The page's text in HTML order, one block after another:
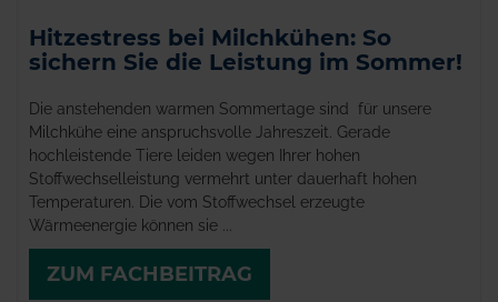
Hitzestress bei Milchkühen: So
sichern Sie die Leistung im Sommer!
Die anstehenden warmen Sommertage sind für unsere
Milchkühe eine anspruchsvolle Jahreszeit. Gerade
hochleistende Tiere leiden wegen Ihrer hohen
Stoffwechselleistung vermehrt unter dauerhaft hohen
Temperaturen. Die vom Stoffwechsel erzeugte
Wärmeenergie können sie ...
ZUM FACHBEITRAG